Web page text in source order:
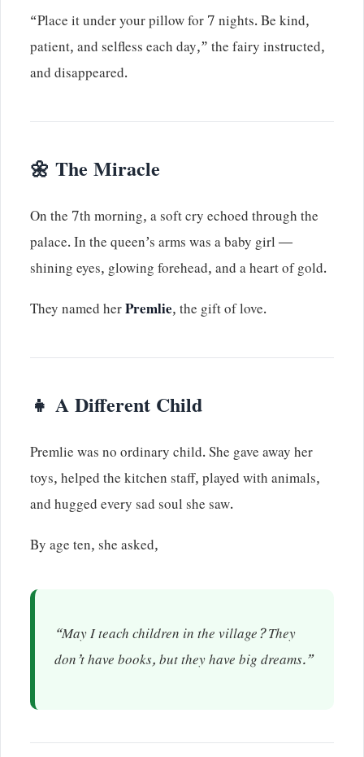
“Place it under your pillow for 7 nights. Be kind,
patient, and selfless each day,” the fairy instructed,
and disappeared.
🌼 The Miracle
On the 7th morning, a soft cry echoed through the
palace. In the queen’s arms was a baby girl —
shining eyes, glowing forehead, and a heart of gold.
They named herPremlie, the gift of love.
👧 A Different Child
Premlie was no ordinary child. She gave away her
toys, helped the kitchen staff, played with animals,
and hugged every sad soul she saw.
By age ten, she asked,
“May I teach children in the village? They
don’t have books, but they have big dreams.”